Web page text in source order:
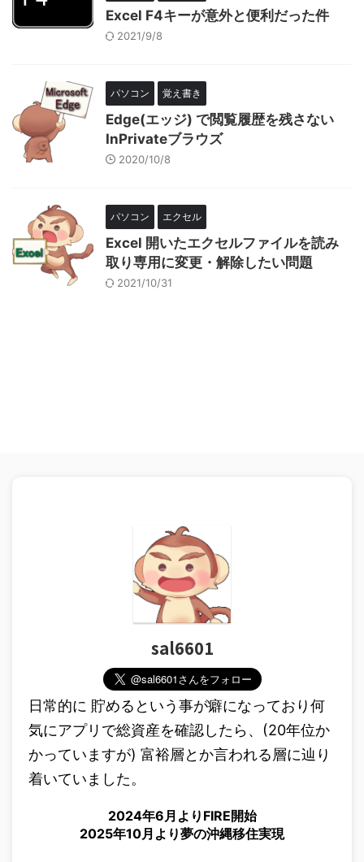
Excel F4キーが意外と便利だった件
2021/9/8
パソコン 覚え書き
Edge(エッジ) で閲覧履歴を残さない
InPrivateブラウズ
2020/10/8
パソコン エクセル
Excel 開いたエクセルファイルを読み
取り専用に変更・解除したい問題
2021/10/31
sal6601
日常的に 貯めるという事が癖になっており何
気にアプリで総資産を確認したら、(20年位か
かっていますが) 富裕層とか言われる層に辿り
着いていました。
2024年6月よりFIRE開始
2025年10月より夢の沖縄移住実現